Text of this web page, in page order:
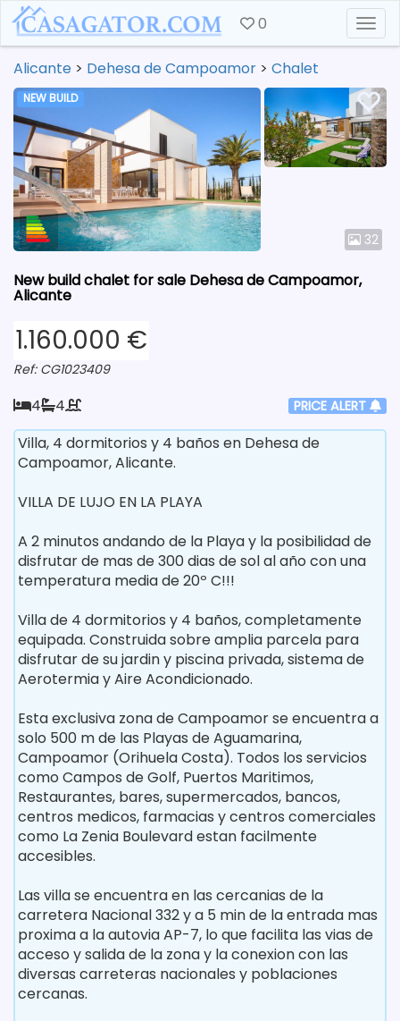
0
Alicante > Dehesa de Campoamor > Chalet
32
NEW BUILD
New build chalet for sale Dehesa de Campoamor,
Alicante
1.160.000 €
Ref: CG1023409
4 4 PRICE ALERT
Villa, 4 dormitorios y 4 baños en Dehesa de
Campoamor, Alicante.
VILLA DE LUJO EN LA PLAYA
A 2 minutos andando de la Playa y la posibilidad de
disfrutar de mas de 300 dias de sol al año con una
temperatura media de 20º C!!!
Villa de 4 dormitorios y 4 baños, completamente
equipada. Construida sobre amplia parcela para
disfrutar de su jardin y piscina privada, sistema de
Aerotermia y Aire Acondicionado.
Esta exclusiva zona de Campoamor se encuentra a
solo 500 m de las Playas de Aguamarina,
Campoamor (Orihuela Costa). Todos los servicios
como Campos de Golf, Puertos Mari­timos,
Restaurantes, bares, supermercados, bancos,
centros medicos, farmacias y centros comerciales
como La Zenia Boulevard estan facilmente
accesibles.
Las villa se encuentra en las cercani­as de la
carretera Nacional 332 y a 5 min de la entrada mas
proxima a la autovia AP-7, lo que facilita las vi­as de
acceso y salida de la zona y la conexion con las
diversas carreteras nacionales y poblaciones
cercanas.